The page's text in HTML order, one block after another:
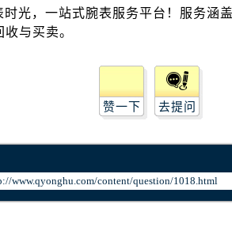
区七经街浪琴售后服务中心（需提前预
区东一路浪琴售后服务中心（需提前预
山区中央路浪琴售后服务中心（需提前
区中央大街浪琴售后服务中心（需提前
区新运大街浪琴售后服务中心（需提前
区市府路与渤海大街交叉口浪琴售后服
区中街路137号亨得利名表维修授权店
赞一下 去提问